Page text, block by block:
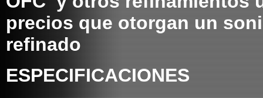
precios que otorgan un
refinado
ESPECIFICACIONES